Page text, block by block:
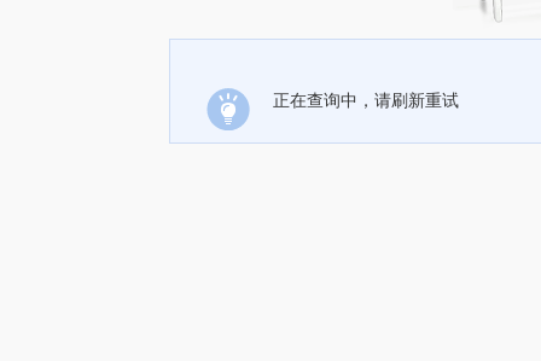
正在查询中，请刷新重试